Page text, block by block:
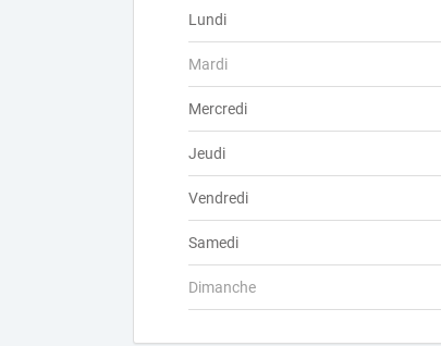
Lundi
Mardi
Mercredi
Jeudi
Vendredi
Samedi
Dimanche